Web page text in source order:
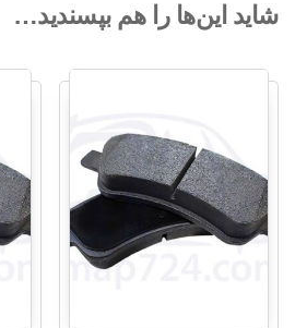
شاید این‌ها را هم بپسندید…